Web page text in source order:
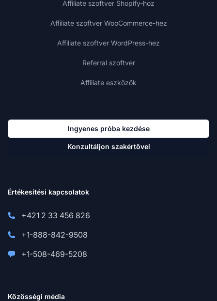
Affiliate szoftver Shopify-hoz
Affiliate szoftver WooCommerce-hez
Affiliate szoftver WordPress-hez
Referral szoftver
Affiliate eszközök
Ingyenes próba kezdése
Konzultáljon szakértővel
Értékesítési kapcsolatok
+421 2 33 456 826
+1-888-842-9508
+1-508-469-5208
Közösségi média